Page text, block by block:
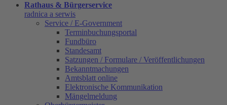
Rathaus & Bürgerservice
radnica a serwis
Service / E-Government
Terminbuchungsportal
Fundbüro
Standesamt
Satzungen / Formulare / Veröffentlichungen
Bekanntmachungen
Amtsblatt online
Elektronische Kommunikation
Mängelmeldung